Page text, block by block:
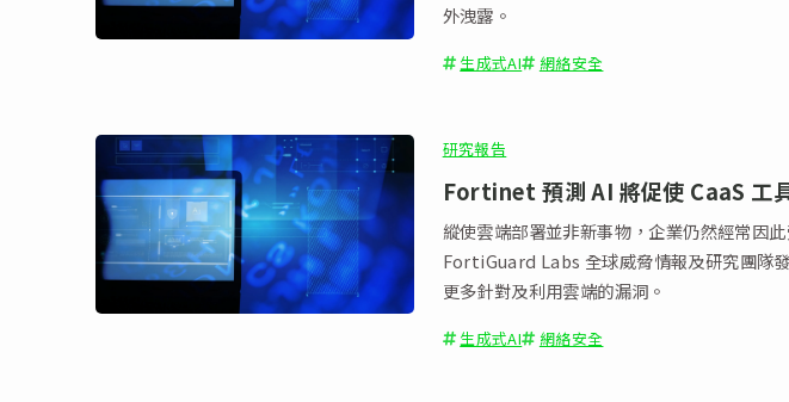
外洩露。
生成式AI 網絡安全
研究報告
Fortinet 預測 AI 將促使 CaaS 工
縱使雲端部署並非新事物，企業仍然經常因
FortiGuard Labs 全球威脅情報及研究團隊
更多針對及利用雲端的漏洞。
生成式AI 網絡安全